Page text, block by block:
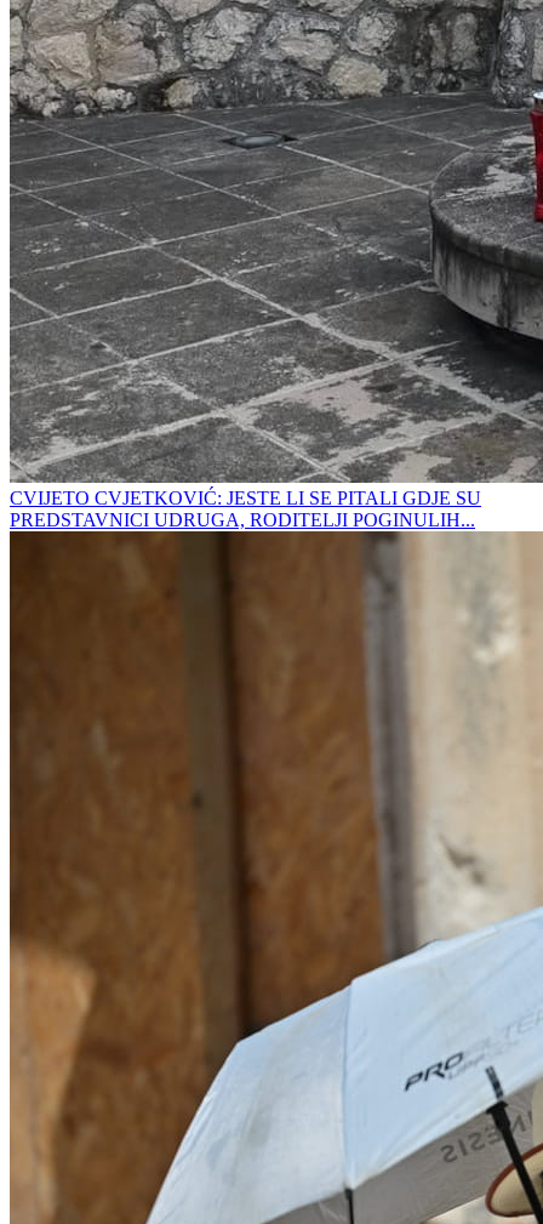
CVIJETO CVJETKOVIĆ: JESTE LI SE PITALI GDJE SU
PREDSTAVNICI UDRUGA, RODITELJI POGINULIH...